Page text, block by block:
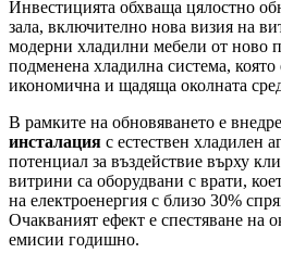
Инвестицията обхваща цялостно
зала, включително нова визия на
модерни хладилни мебели от ново
подменена хладилна система, която
икономична и щадяща околната
В рамките на обновяването е
инсталация с естествен хладилен
потенциал за въздействие върху
витрини са оборудвани с врати,
на електроенергия с близо 30%
Очакваният ефект е спестяване на
емисии годишно.